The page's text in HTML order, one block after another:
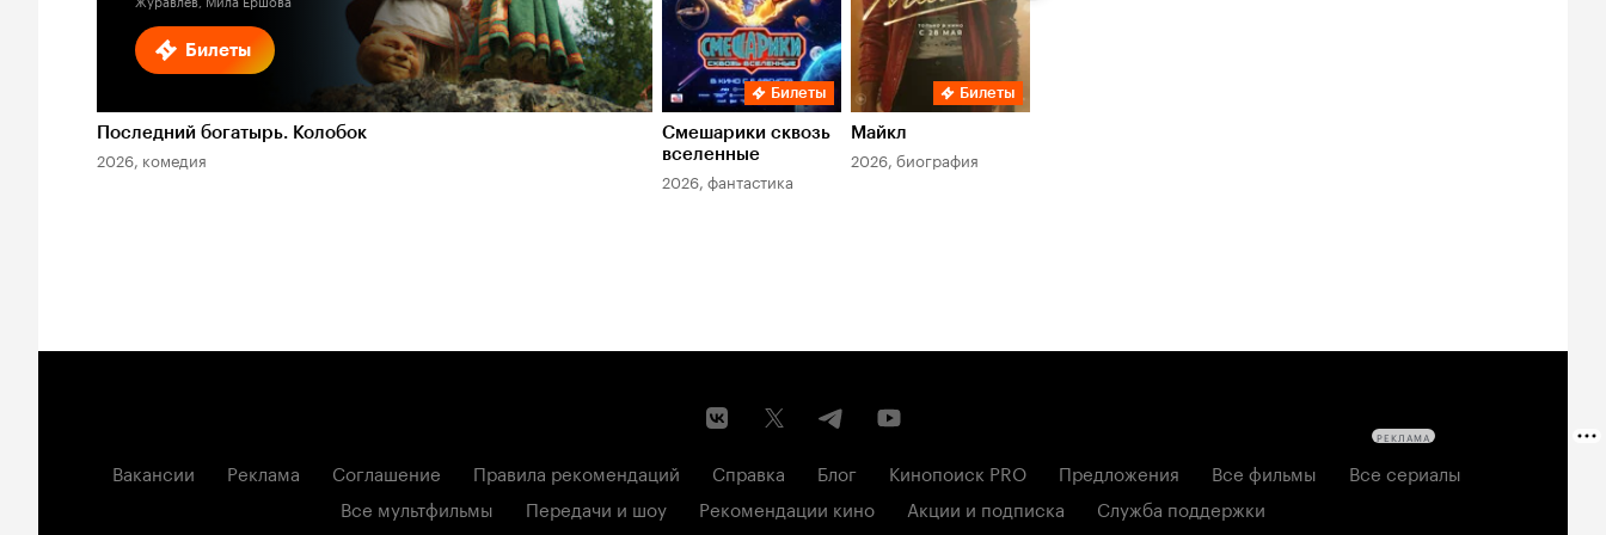
Билеты
Последний богатырь. Колобок
2026, комедия
Билеты
Смешарики сквозь
вселенные
2026, фантастика
Билеты
Майкл
2026, биография
Вакансии Реклама Соглашение Правила рекомендаций Справка Блог Кинопоиск PRO Предложения Все фильмы
Все сериалы
Все мультфильмы
Передачи и шоу Рекомендации кино Акции и подписка Служба поддержки
РЕКЛАМА